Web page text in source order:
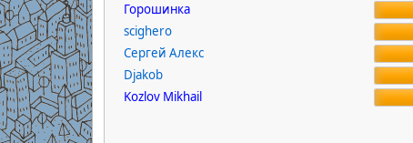
Горошинка
scighero
Сергей Алекс
Djakob
Kozlov Mikhail